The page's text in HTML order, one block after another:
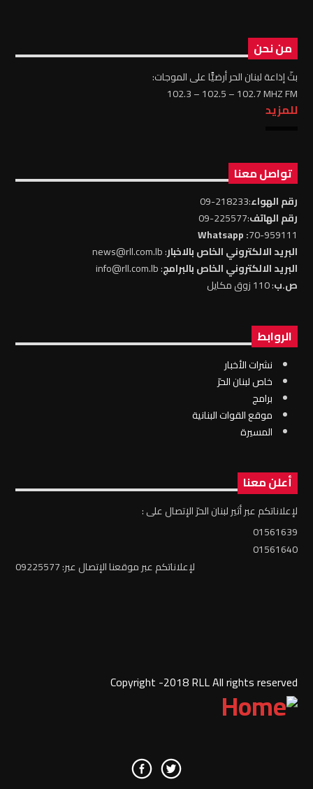
من نحن
بثّ إذاعة لبنان الحر أرضيًّا على الموجات:
102.3 – 102.5 – 102.7 MHZ FM
للمزيد
تواصل معنا
رقم الهواء:218233-09
رقم الهاتف:225577-09
70-959111
: Whatsapp
البريد الالكتروني الخاص بالاخبار: news@rll.com.lb
البريد الالكتروني الخاص بالبرامج: info@rll.com.lb
ص.ب: 110 زوق مكايل
الروابط
نشرات الأخبار
خاص لبنان الحرّ
برامج
موقع القوات البنانية
المسيرة
أعلن معنا
لإعلاناتكم عبر أثير لبنان الحرّ الإتصال على :
01561639
01561640
لإعلاناتكم عبر موقعنا الإتصال عبر: 09225577
Copyright -2018 RLL All rights reserved